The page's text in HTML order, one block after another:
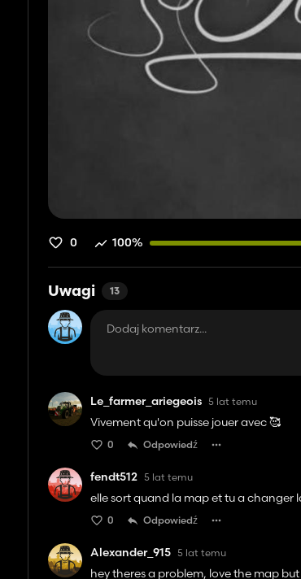
0 100%
Uwagi 13
Le_farmer_ariegeois 5 lat temu
Vivement qu'on puisse jouer avec 🥰
0 Odpowiedź
fendt512 5 lat temu
elle sort quand la map et tu a changer
0 Odpowiedź
Alexander_915 5 lat temu
hey theres a problem, love the map